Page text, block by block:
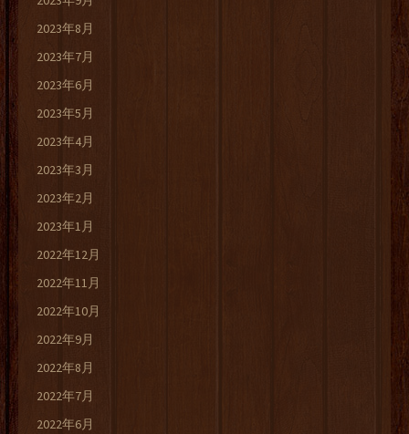
2023年8月
2023年7月
2023年6月
2023年5月
2023年4月
2023年3月
2023年2月
2023年1月
2022年12月
2022年11月
2022年10月
2022年9月
2022年8月
2022年7月
2022年6月